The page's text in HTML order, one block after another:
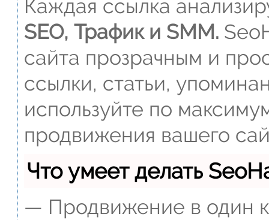
Каждая ссылка
SEO, Трафик и SMM.
сайта прозрачным и
ссылки, статьи,
используйте по
продвижения вашего
Что умеет делать
— Продвижение в один